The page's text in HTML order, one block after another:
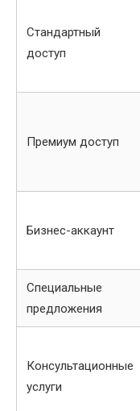
Стандартный
доступ
Премиум доступ
Бизнес-аккаунт
Специальные
предложения
Консультационные
услуги